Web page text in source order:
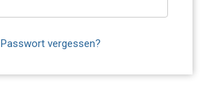
Passwort vergessen?